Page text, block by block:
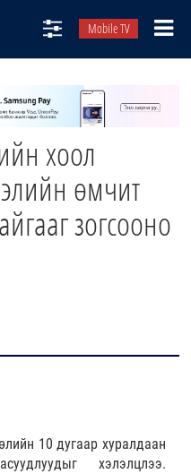
Mobile TV
хоол
өмчит
зогсооно
10 дугаар хуралдаан
хэлэлцлээ.